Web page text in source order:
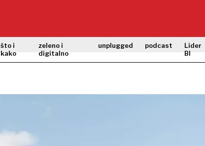
što i
kako
zeleno i
digitalno
unplugged podcast
Lider
BI